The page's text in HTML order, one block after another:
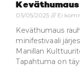
05/05/2025 Ei
Keväthumaus
minifestivaali
Manillan
Tapahtuma on